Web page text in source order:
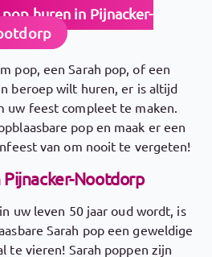
huren in Pijnacker-
pop, een Sarah pop, of een
beroep wilt huren, er is altijd
uw feest compleet te maken.
pop en maak er een
van om nooit te vergeten!
Nootdorp
uw leven 50 jaar oud wordt, is
Sarah pop een geweldige
te vieren! Sarah poppen zijn